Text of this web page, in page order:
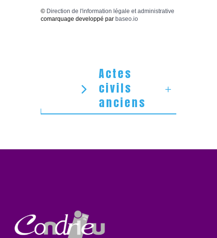
© Direction de l'information légale et administrative
comarquage developpé par baseo.io
Actes
civils
anciens